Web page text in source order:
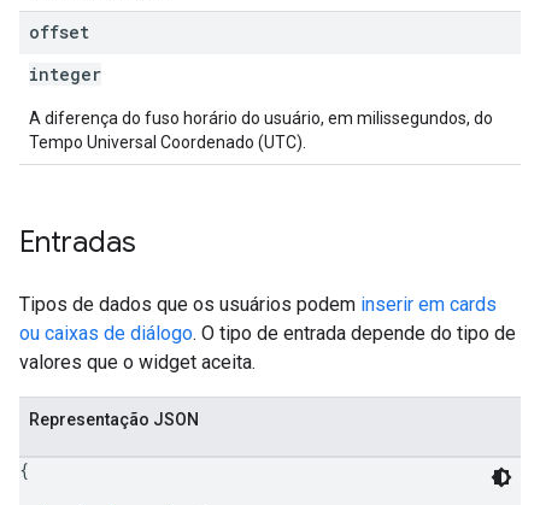
offset
integer
A diferença do fuso horário do usuário, em milissegundos, do
Tempo Universal Coordenado (UTC).
Entradas
Tipos de dados que os usuários podem inserir em cards
ou caixas de diálogo. O tipo de entrada depende do tipo de
valores que o widget aceita.
Representação JSON
{